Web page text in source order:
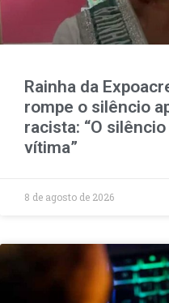
Rainha da
rompe o silêncio
racista: “O
vítima”
8 de agosto de 2026